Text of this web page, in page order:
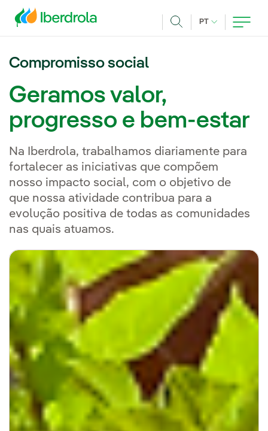
PT IDIOMA ATUAL,
Compromisso social
Geramos valor,
progresso e bem-estar
Na Iberdrola, trabalhamos diariamente para
fortalecer as iniciativas que compõem
nosso impacto social, com o objetivo de
que nossa atividade contribua para a
evolução positiva de todas as comunidades
nas quais atuamos.